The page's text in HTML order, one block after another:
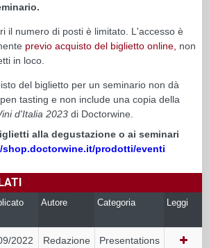
il numero di posti è limitato. L'accesso è
previo acquisto del biglietto online, non
in loco.
del biglietto per un seminario non dà
tasting e non include una copia della
d'Italia 2023 di Doctorwine.
alla degustazione o ai seminari
shop.doctorwine.it/prodotti/eventi
Autore Categoria Leggi
2022 Redazione Presentations